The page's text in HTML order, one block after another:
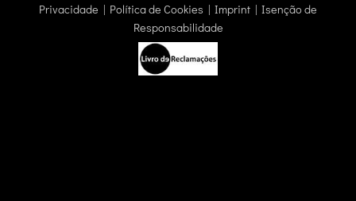
Privacidade | Política de Cookies | Imprint | Isenção de
Responsabilidade